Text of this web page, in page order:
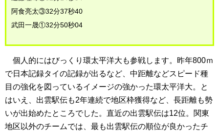
阿食亮太③32分37秒40
武田一晟①32分50秒04
個人的にはびっくり環太平洋大も参戦します。昨年800ｍ
で日本記録タイの記録が出るなど、中距離などスピード種
目の強化を図っているイメージの強かった環太平洋大。と
はいえ、出雲駅伝も2年連続で地区枠獲得など、長距離も勢
いが出始めたところでした。直近の出雲駅伝は12位。関東
地区以外のチームでは、最も出雲駅伝の順位が良かったチ